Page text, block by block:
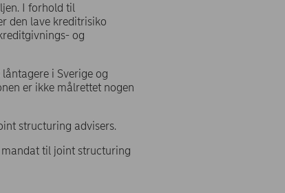
I forhold til
den lave kreditrisiko
og
i Sverige og
er ikke målrettet nogen
structuring advisers.
til joint structuring